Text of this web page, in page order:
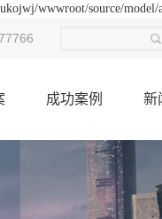
wwwroot/source/model/
成功案例 新